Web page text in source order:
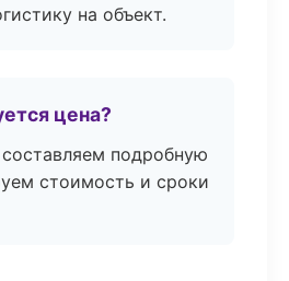
на объект.
цена?
подробную
стоимость и сроки